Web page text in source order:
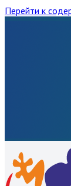
Перейти к